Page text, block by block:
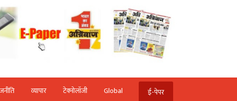
व्‍यापार टेक्‍नोलॉजी Global ई-पेपर